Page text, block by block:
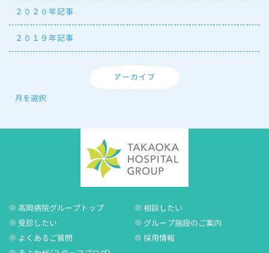
２０２０年記事
２０１９年記事
アーカイブ
高岡病院グループトップ
相談したい
受診したい
グループ施設のご案内
よくあるご質問
採用情報